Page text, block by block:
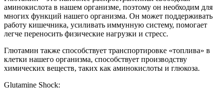
аминокислота в нашем организме, поэтому он необходим для
многих функций нашего организма. Он может поддерживать
работу кишечника, усиливать иммунную систему, помогает
легче переносить физические нагрузки и стресс.
Глютамин также способствует транспортировке «топлива» в
клетки нашего организма, способствует производству
химических веществ, таких как аминокислоты и глюкоза.
Glutamine Shock: